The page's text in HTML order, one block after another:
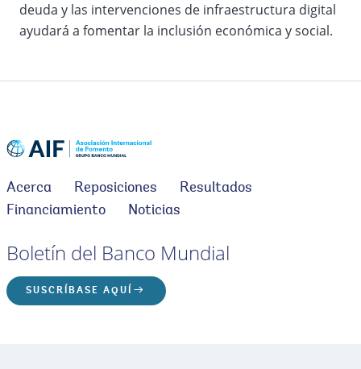
deuda y las intervenciones de infraestructura digital
ayudará a fomentar la inclusión económica y social.
Acerca Reposiciones
Resultados
Financiamiento
Noticias
Boletín del Banco Mundial
SUSCRÍBASE AQUÍ